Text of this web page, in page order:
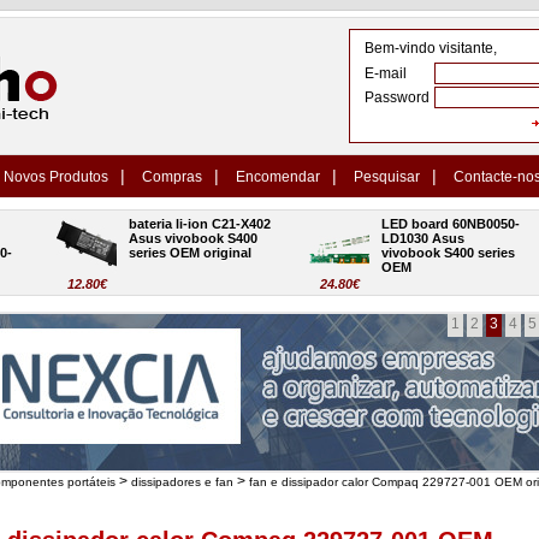
Bem-vindo visitante,
E-mail
Password
Novos Produtos | Compras | Encomendar | Pesquisar | Contacte-
12.80€
bateria li-ion C21-X402
Asus vivobook S400
series OEM original
24.80€
LED board 60NB0050-
LD1030 Asus
vivobook S400 series
OEM
1 2 3 4 5
portáteis > dissipadores e fan > fan e dissipador calor Compaq 229727-001 OEM